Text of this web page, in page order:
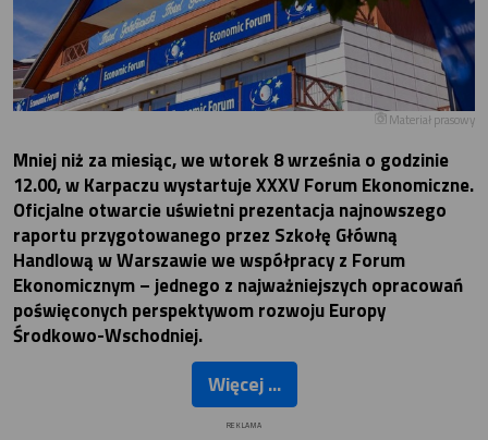
Materiał prasowy
Mniej niż za miesiąc, we wtorek 8 września o godzinie
12.00, w Karpaczu wystartuje XXXV Forum Ekonomiczne.
Oficjalne otwarcie uświetni prezentacja najnowszego
raportu przygotowanego przez Szkołę Główną
Handlową w Warszawie we współpracy z Forum
Ekonomicznym – jednego z najważniejszych opracowań
poświęconych perspektywom rozwoju Europy
Środkowo-Wschodniej.
Więcej ...
REKLAMA